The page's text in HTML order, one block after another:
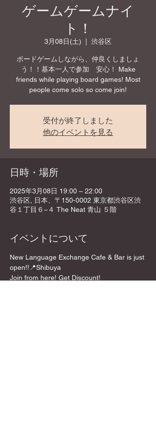
ゲームゲームナイ
ト！
3月08日(土) 渋谷区
ボードゲームしながら、仲良くしましょ
う！！基本一人で参加 安心！ Make
friends while playing board games! Most
people come solo so come join!
受付が終了しました
他のイベントを見る
日時・場所
2025年3月08日 19:00 – 22:00
渋谷区, 日本、〒150-0002 東京都渋谷区渋
谷１丁目６−４ The Neat 青山 ５階
イベントについて
New Language Exchange Cafe & Bar is just
open!!📍Shibuya
Join from here! Get Discount!